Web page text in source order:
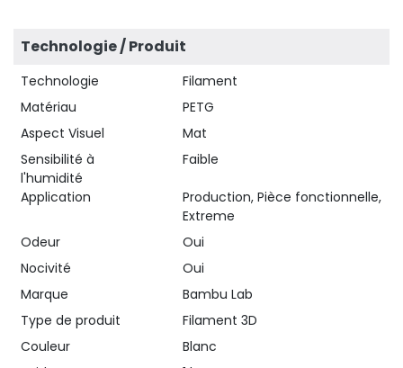
Technologie / Produit
Technologie
Filament
Matériau
PETG
Aspect Visuel
Mat
Sensibilité à
l'humidité
Faible
Application
Production, Pièce fonctionnelle,
Extreme
Odeur
Oui
Nocivité
Oui
Marque
Bambu Lab
Type de produit
Filament 3D
Couleur
Blanc